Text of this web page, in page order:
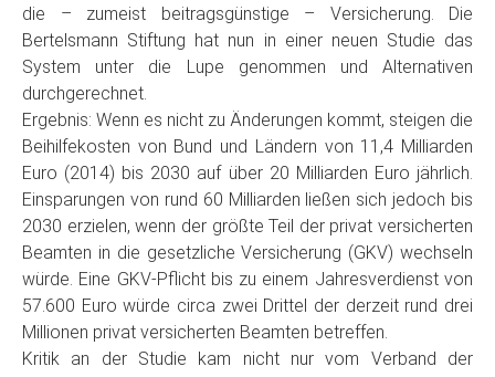
die – zumeist beitragsgünstige – Versicherung. Die
Bertelsmann Stiftung hat nun in einer neuen Studie das
System unter die Lupe genommen und Alternativen
durchgerechnet.
Ergebnis: Wenn es nicht zu Änderungen kommt, steigen die
Beihilfekosten von Bund und Ländern von 11,4 Milliarden
Euro (2014) bis 2030 auf über 20 Milliarden Euro jährlich.
Einsparungen von rund 60 Milliarden ließen sich jedoch bis
2030 erzielen, wenn der größte Teil der privat versicherten
Beamten in die gesetzliche Versicherung (GKV) wechseln
würde. Eine GKV-Pflicht bis zu einem Jahresverdienst von
57.600 Euro würde circa zwei Drittel der derzeit rund drei
Millionen privat versicherten Beamten betreffen.
Kritik an der Studie kam nicht nur vom Verband der